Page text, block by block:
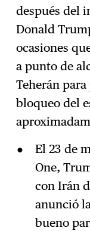
→
después del
Donald
ocasiones
a punto de
Teherán
bloqueo del
El 23 de
One,
con Irán
anunció
bueno